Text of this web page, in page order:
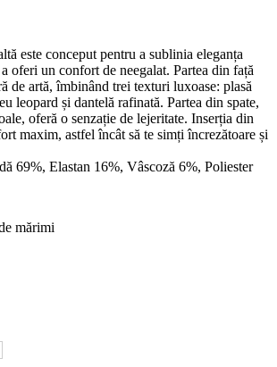
este conceput pentru a sublinia eleganța
oferi un confort de neegalat. Partea din față
de artă, îmbinând trei texturi luxoase: plasă
leopard și dantelă rafinată. Partea din spate,
oferă o senzație de lejeritate. Inserția din
maxim, astfel încât să te simți încrezătoare și
69%, Elastan 16%, Vâscoză 6%, Poliester
mărimi